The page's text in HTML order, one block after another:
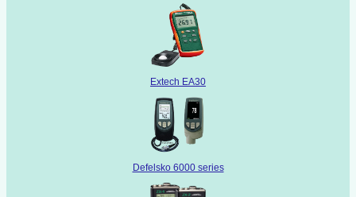
Extech EA30
Defelsko 6000 series